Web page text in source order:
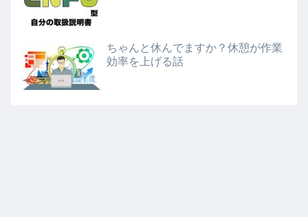
ちゃんと休んでますか？休憩が作業
効率を上げる話